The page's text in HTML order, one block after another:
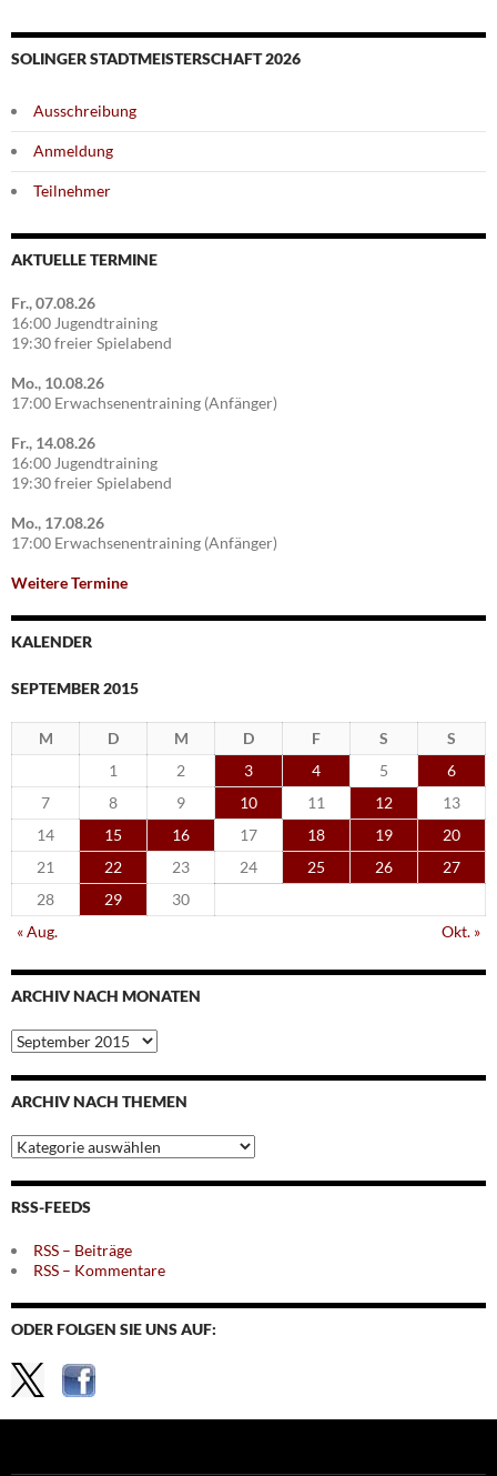
SOLINGER STADTMEISTERSCHAFT 2026
Ausschreibung
Anmeldung
Teilnehmer
AKTUELLE TERMINE
Fr., 07.08.26
16:00 Jugendtraining
19:30 freier Spielabend
Mo., 10.08.26
17:00 Erwachsenentraining (Anfänger)
Fr., 14.08.26
16:00 Jugendtraining
19:30 freier Spielabend
Mo., 17.08.26
17:00 Erwachsenentraining (Anfänger)
Weitere Termine
KALENDER
SEPTEMBER 2015
M D M D F S
S
1
2 3 4 5
6
7
8 9 10 11 12
13
14
15 16 17 18 19
20
21
22 23 24 25 26
27
28
29
30
« Aug.
Okt. »
ARCHIV NACH MONATEN
Archiv
nach
Monaten
ARCHIV NACH THEMEN
Archiv
nach
Themen
RSS-FEEDS
RSS – Beiträge
RSS – Kommentare
ODER FOLGEN SIE UNS AUF: